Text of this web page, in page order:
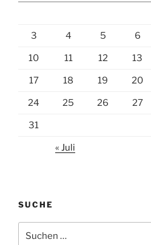
3 4 5 6
10 11 12 13
17 18 19 20
24 25 26 27
31
« Juli
SUCHE